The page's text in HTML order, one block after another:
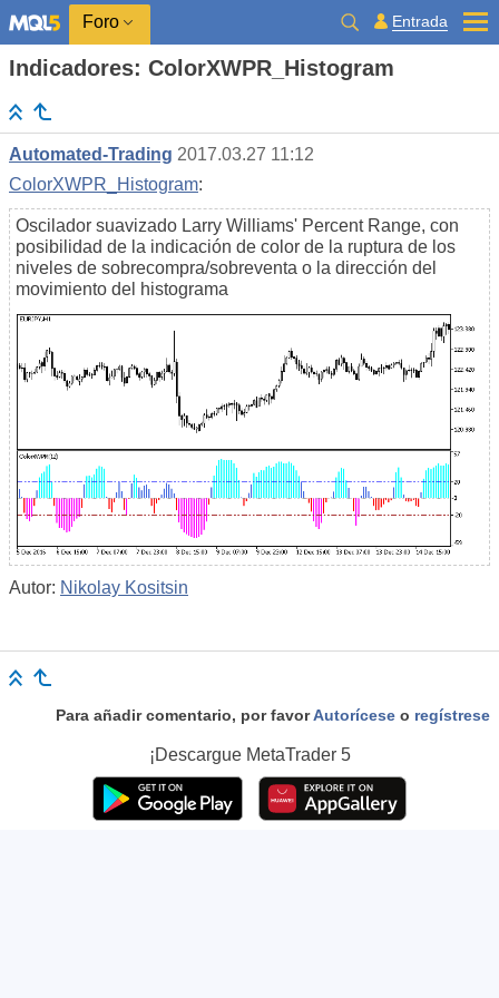
Foro Entrada
Indicadores: ColorXWPR_Histogram
Automated-Trading 2017.03.27 11:12
ColorXWPR_Histogram:
Oscilador suavizado Larry Williams' Percent Range, con
posibilidad de la indicación de color de la ruptura de los
niveles de sobrecompra/sobreventa o la dirección del
movimiento del histograma
Autor: Nikolay Kositsin
Para añadir comentario, por favorAutorícese o regístrese
¡Descargue MetaTrader 5